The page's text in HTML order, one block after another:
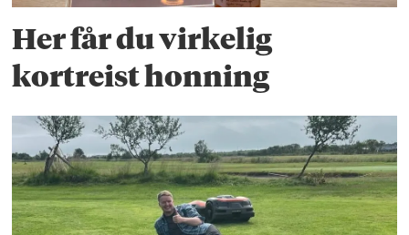
Her får du virkelig
kortreist honning